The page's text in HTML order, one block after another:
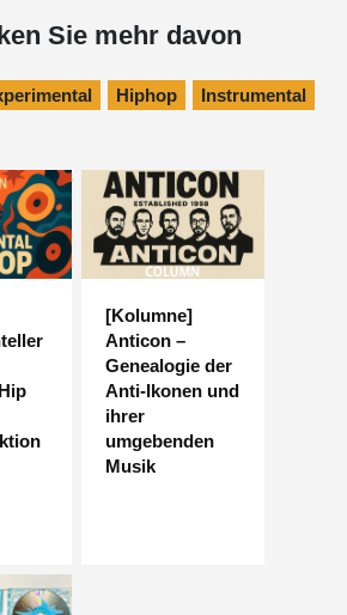
Sie mehr davon
Hiphop Instrumental
[Kolumne]
Anticon –
Genealogie der
Anti-Ikonen und
ihrer
umgebenden
Musik